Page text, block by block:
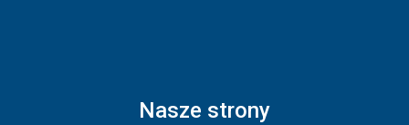
Nasze strony